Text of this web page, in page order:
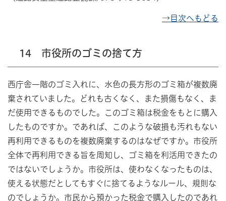
→目次へもどる
14 市役所のゴミの捨て方
西庁舎一階のゴミ入れに、水色の長方形のゴミ箱が複数廃
棄されていました。どれも古くなく、また損傷もなく、ま
だ使用できるものでした。このゴミ箱は税金をもとに購入
したものですか。であれば、このような破損も汚れもない
再利用できるものを複数廃棄するのはなぜですか。市役所
全体で再利用できる旨を周知し、ゴミ箱を利活用できたの
ではないでしょうか。市役所は、使わなくなったものは、
使える状態だとしてもすぐに捨てるようなルール、規則な
のでしょうか。市民から預かった税金で購入したのであれ